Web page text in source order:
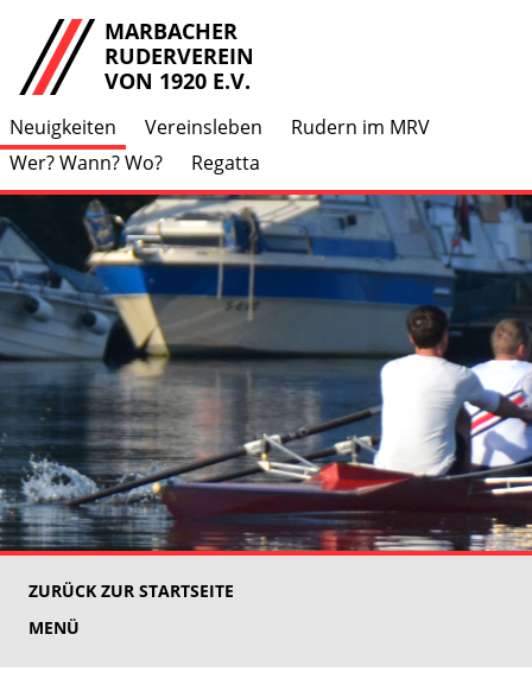
MARBACHER
RUDERVEREIN
VON 1920 E.V.
Neuigkeiten Vereinsleben
Rudern im MRV
Wer? Wann? Wo?
Regatta
ZURÜCK ZUR STARTSEITE
MENÜ